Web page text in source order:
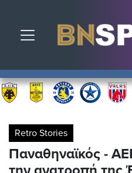
Toggle navigation
Retro Stories
Παναθηναϊκός -